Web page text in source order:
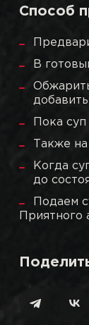
Способ
В
Пока
Также
Когда
до
Подаем
Приятного